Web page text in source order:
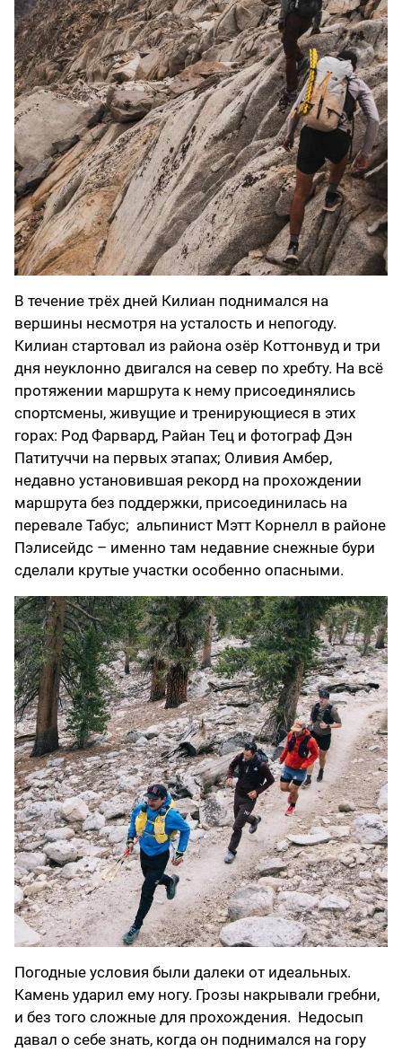
В течение трёх дней Килиан поднимался на
вершины несмотря на усталость и непогоду.
Килиан стартовал из района озёр Коттонвуд и три
дня неуклонно двигался на север по хребту. На всё
протяжении маршрута к нему присоединялись
спортсмены, живущие и тренирующиеся в этих
горах: Род Фарвард, Райан Тец и фотограф Дэн
Патитуччи на первых этапах; Оливия Амбер,
недавно установившая рекорд на прохождении
маршрута без поддержки, присоединилась на
перевале Табус; альпинист Мэтт Корнелл в районе
Пэлисейдс – именно там недавние снежные бури
сделали крутые участки особенно опасными.
Погодные условия были далеки от идеальных.
Камень ударил ему ногу. Грозы накрывали гребни,
и без того сложные для прохождения. Недосып
давал о себе знать, когда он поднимался на гору